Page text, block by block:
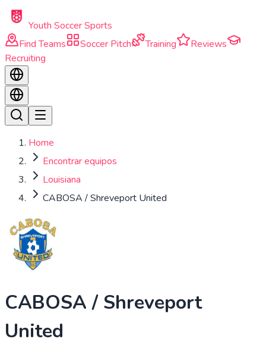
Skip to main content
Youth Soccer Sports
Find Teams
Soccer Pitch Training
Reviews
Recruiting
Home
Encontrar equipos
Louisiana
CABOSA / Shreveport United
CABOSA / Shreveport
United